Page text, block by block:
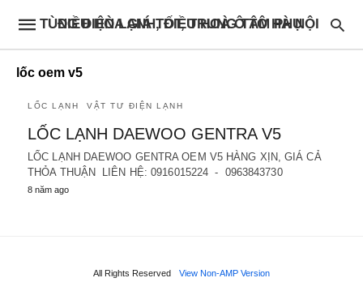
ĐIỀU HÒA GIÁ TỐT, TRUNG TÂM PHỤ TÙNG ĐIỆN LẠNH, ĐIỀU HOÀ Ô TÔ HÀ NỘI
lốc oem v5
LỐC LẠNH VẬT TƯ ĐIỆN LẠNH
LỐC LẠNH DAEWOO GENTRA V5
LỐC LẠNH DAEWOO GENTRA OEM V5 HÀNG XỊN, GIÁ CẢ
THỎA THUẬN LIÊN HỆ: 0916015224 - 0963843730
8 năm ago
All Rights Reserved View Non-AMP Version